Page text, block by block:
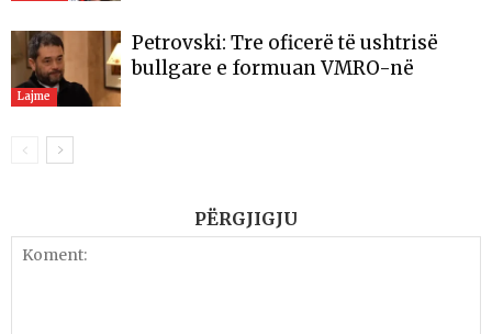
Lajme
Petrovski: Tre oficerë të ushtrisë
bullgare e formuan VMRO-në
PËRGJIGJU